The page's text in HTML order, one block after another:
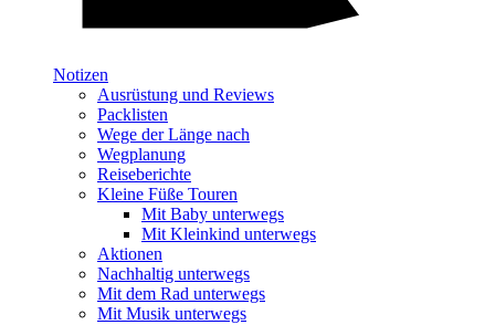
Notizen
Ausrüstung und Reviews
Packlisten
Wege der Länge nach
Wegplanung
Reiseberichte
Kleine Füße Touren
Mit Baby unterwegs
Mit Kleinkind unterwegs
Aktionen
Nachhaltig unterwegs
Mit dem Rad unterwegs
Mit Musik unterwegs